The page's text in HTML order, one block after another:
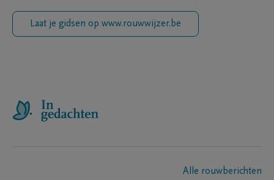
Laat je gidsen op www.rouwwijzer.be
Alle rouwberichten